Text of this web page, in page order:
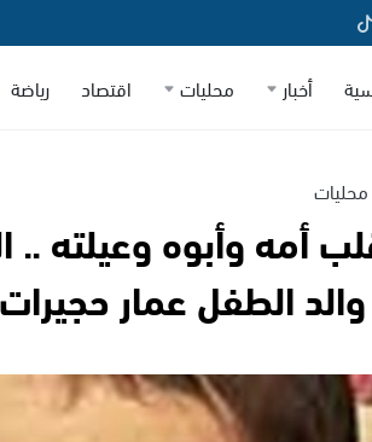
أخبار محليات اقتصاد رياضة
محليات
أمه وأبوه وعيلته ..
والد الطفل عمار